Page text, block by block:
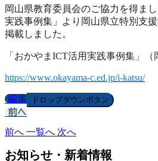
岡山県教育委員会のご協力を得ま
実践事例集」より岡山県立特別支
掲載しました。
「おかやま ICT活用実践事例集」（
https://www.okayama-c.ed.jp/i-katsu/
編集 ドロップダウンボタン
前へ
前へ 一覧へ 次へ
お知らせ・新着情報